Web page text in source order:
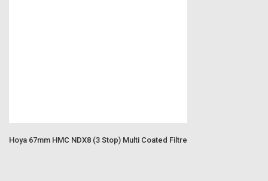
Hoya 67mm HMC NDX8 (3 Stop) Multi Coated Filtre